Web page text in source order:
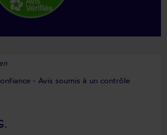
- Avis soumis à un contrôle